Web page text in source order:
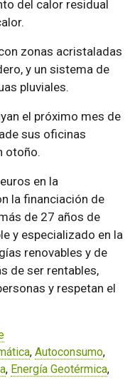
del calor residual
zonas acristaladas
y un sistema de
pluviales.
el próximo mes de
sus oficinas
otoño.
en la
la financiación de
de 27 años de
y especializado en la
renovables y de
de ser rentables,
y respetan el
, Autoconsumo,
, Energía Geotérmica,